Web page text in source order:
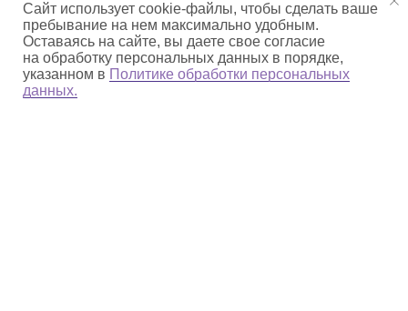
Сайт использует cookie-файлы, чтобы сделать ваше
пребывание на нем максимально удобным.
Оставаясь на сайте, вы даете свое согласие
на обработку персональных данных в порядке,
указанном в Политике обработки персональных
данных.